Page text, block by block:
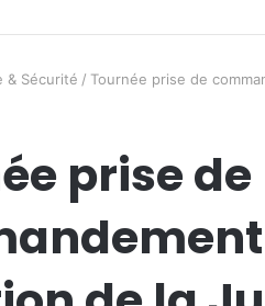
& Sécurité / Tournée prise de
prise de